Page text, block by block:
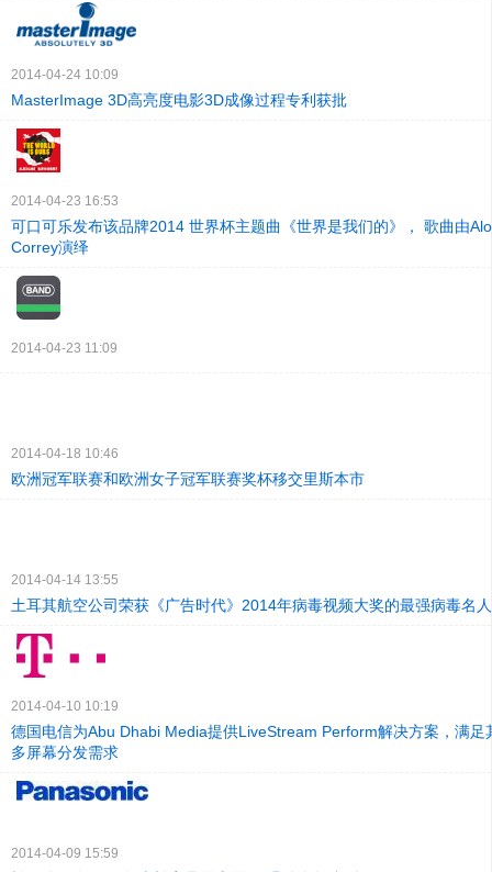
2014-04-24 10:09
MasterImage 3D高亮度电影3D成像过程专利获批
2014-04-23 16:53
可口可乐发布该品牌2014 世界杯主题曲《世界是我们的》， 歌曲由
Correy演绎
2014-04-23 11:09
2014-04-18 10:46
欧洲冠军联赛和欧洲女子冠军联赛奖杯移交里斯本市
2014-04-14 13:55
土耳其航空公司荣获《广告时代》2014年病毒视频大奖的最强病毒名
2014-04-10 10:19
德国电信为Abu Dhabi Media提供LiveStream Perform解决方案，满足
多屏幕分发需求
2014-04-09 15:59